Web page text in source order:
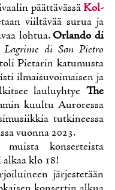
päät­tä­väs­säKol­
viil­tä­vää su­rua ja
loh­tua.Or­lan­do di
Lagri­me di San Piet­ro
Pie­ta­rin ka­tu­mus­ta
il­mai­su­voi­mai­sen ja
lau­lu­yh­tye The
kuul­tu Au­ro­res­sa
tut­ki­nees­sa
vuon­na 2023.
kon­ser­teis­ta
klo 18!
jär­jes­te­tään